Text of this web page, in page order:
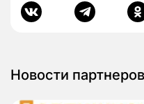
Новости партнеров